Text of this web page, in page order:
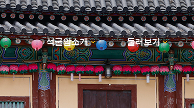
석굴암소개
둘러보기
하위분류